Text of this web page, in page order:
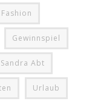
Fashion
Gewinnspiel
Sandra Abt
Urlaub